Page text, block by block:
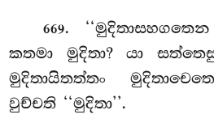
669.
කතමා මුදිතා? යා
මුදිතායිතත්තං
වුච්චති ‘‘මුදිතා’’.